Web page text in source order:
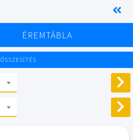
ÉREMTÁBLA
ÖSSZESÍTÉS